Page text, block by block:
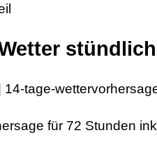
stündlich
tage-
für 72 Stunden